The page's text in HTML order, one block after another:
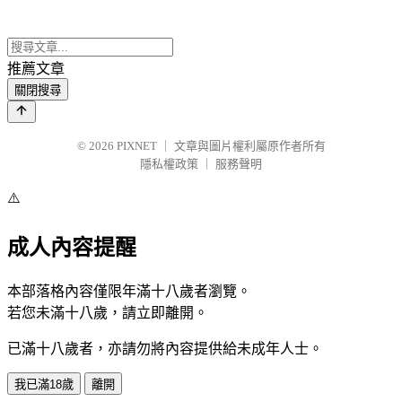
推薦文章
關閉搜尋
© 2026 PIXNET
文章與圖片權利屬原作者所有
隱私權政策
服務聲明
⚠️
成人內容提醒
本部落格內容僅限年滿十八歲者瀏覽。
若您未滿十八歲，請立即離開。
已滿十八歲者，亦請勿將內容提供給未成年人士。
我已滿18歲 離開